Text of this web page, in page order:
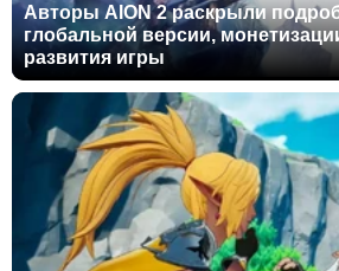
Авторы AION 2 раскрыли
глобальной версии,
развития игры